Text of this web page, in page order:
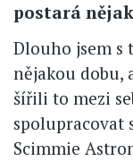
postará
Dlouho jsem s
nějakou dobu,
šířili to mezi
spolupracovat
Scimmie